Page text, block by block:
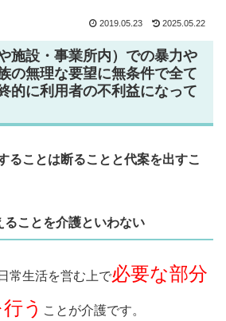
2019.05.23 2025.05.22
施設・事業所内）での暴力や
の無理な要望に無条件で全て
的に利用者の不利益になって
ることは断ることと代案を出すこ
ことを介護といわない
常生活を営む上で必要な部分
う ことが介護です。